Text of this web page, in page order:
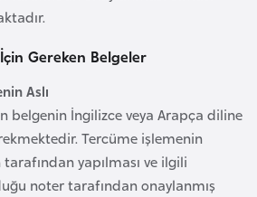
Gereken Belgeler
Aslı
belgenin İngilizce veya Arapça diline
Tercüme işlemenin
yapılması ve ilgili
noter tarafından onaylanmış